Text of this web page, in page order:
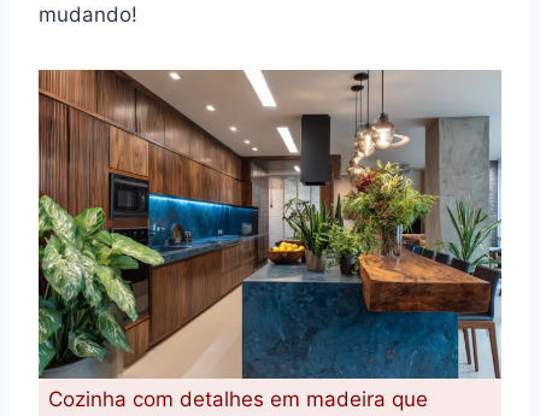
mudando!
Cozinha com detalhes em madeira que